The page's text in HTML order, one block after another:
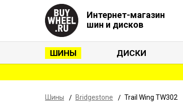
Интернет-магазин
шин и дисков
ШИНЫ ДИСКИ
Шины Bridgestone Trail Wing TW302